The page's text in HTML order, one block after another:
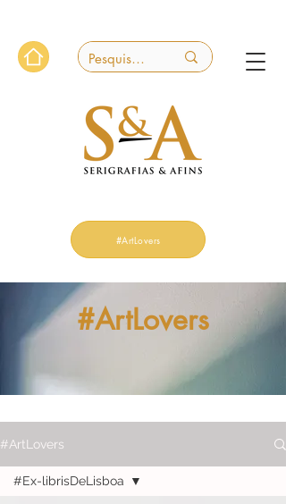
#ArtLovers
#ArtLovers
#ArtLovers
#Ex-librisDeLisboa